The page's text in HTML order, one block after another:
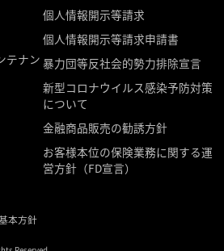
テナン
個人情報開示等請求
個人情報開示等請求申請書
暴力団等反社会的勢力排除宣言
新型コロナウイルス感染予防対策
について
金融商品販売の勧誘方針
お客様本位の保険業務に関する運
営方針（FD宣言）
本方針